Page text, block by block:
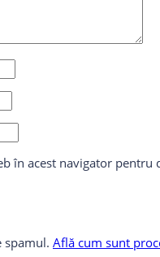
în acest navigator pentru
spamul. Află cum sunt